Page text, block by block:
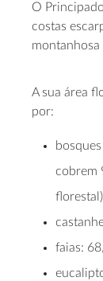
O
costas
montanhosa
A sua área
por:
cobrem
faias: